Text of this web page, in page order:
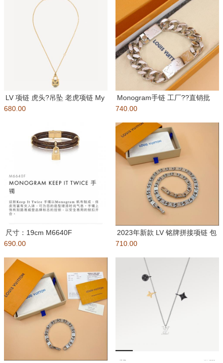
LV 项链 虎头?吊坠 老虎项链 My
LV Tiger
680.00
Monogram手链 工厂??直销批
包装：如图所示 盒子
740.00
尺寸：19cm M6640F
MONOGRAM KEEP
690.00
2023年新款 LV 铭牌拼接项链 包
装：盒子 布袋 卡
710.00